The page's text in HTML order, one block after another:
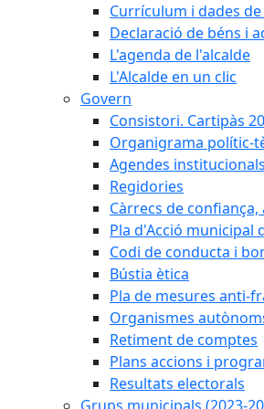
Currículum i dades
Declaració de béns i
L'agenda de l'alcalde
L'Alcalde en un clic
Govern
Consistori. Cartipàs
Organigrama polític-
Agendes institucionals
Regidories
Càrrecs de
Pla d'Acció municipal
Codi de conducta i
Bústia ètica
Pla de mesures anti-
Organismes
Retiment de comptes
Plans accions i
Resultats electorals